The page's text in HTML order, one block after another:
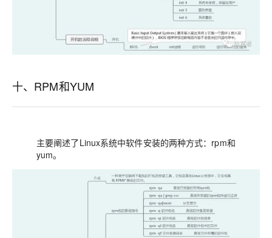
十、RPM和YUM
主要阐述了Linux系统中软件安装的两种方式：rpm和
yum。